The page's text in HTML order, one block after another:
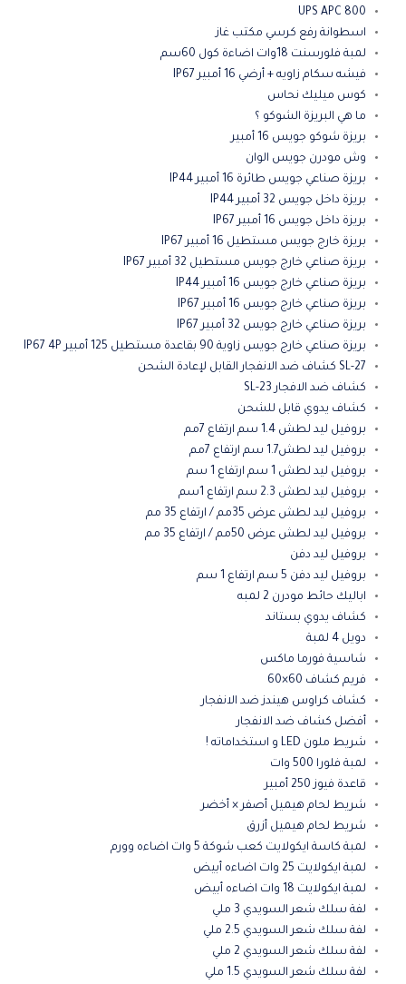
UPS APC 800
اسطوانة رفع كرسي مكتب غاز
لمبة فلورسنت 18وات اضاءة كول 60سم
فيشه سكام زاويه + أرضي 16 أمبير IP67
كوس ميليك نحاس
ما هي البريزة الشوكو ؟
بريزة شوكو جويس 16 أمبير
وش مودرن جويس الوان
بريزة صناعي جويس طائرة 16 أمبير IP44
بريزة داخل جويس 32 أمبير IP44
بريزة داخل جويس 16 أمبير IP67
بريزة خارج جويس مستطيل 16 أمبير IP67
بريزة صناعي خارج جويس مستطيل 32 أمبير IP67
بريزة صناعي خارج جويس 16 أمبير IP44
بريزة صناعي خارج جويس 16 أمبير IP67
بريزة صناعي خارج جويس 32 أمبير IP67
بريزة صناعي خارج جويس زاوية 90 بقاعدة مستطيل 125 أمبير IP67 4P
SL-27 كشاف ضد الانفجار القابل لإعادة الشحن
كشاف ضد الافجار SL-23
كشاف يدوي قابل للشحن
بروفيل ليد لطش 1.4 سم ارتفاع 7مم
بروفيل ليد لطش1.7 سم ارتفاع 7مم
بروفيل ليد لطش 1 سم ارتفاع 1 سم
بروفيل ليد لطش 2.3 سم ارتفاع 1سم
بروفيل ليد لطش عرض 35مم / ارتفاع 35 مم
بروفيل ليد لطش عرض 50مم / ارتفاع 35 مم
بروفيل ليد دفن
بروفيل ليد دفن 5 سم ارتفاع 1 سم
اباليك حائط مودرن 2 لمبه
كشاف يدوي بستاند
دويل 4 لمبة
شاسية فورما ماكس
فريم كشاف 60×60
كشاف كراوس هيندز ضد الانفجار
أفضل كشاف ضد الانفجار
شريط ملون LED و استخداماته !
لمبة فلورا 500 وات
قاعدة فيوز 250 أمبير
شريط لحام هيميل أصفر × أخضر
شريط لحام هيميل أزرق
لمبة كاسة ايكولايت كعب شوكة 5 وات اضاءه وورم
لمبة ايكولايت 25 وات اضاءه أبيض
لمبة ايكولايت 18 وات اضاءه أبيض
لفة سلك شعر السويدي 3 ملي
لفة سلك شعر السويدي 2.5 ملي
لفة سلك شعر السويدي 2 ملي
لفة سلك شعر السويدي 1.5 ملي